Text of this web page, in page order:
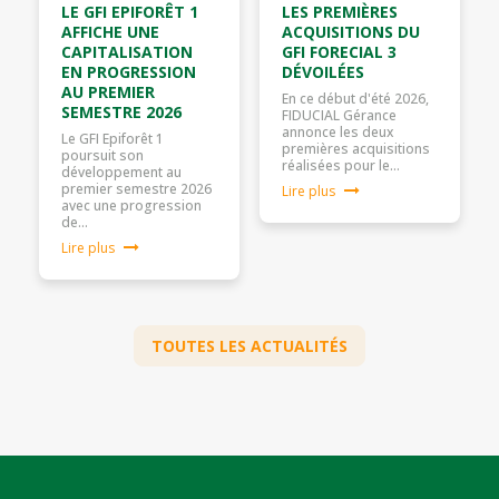
LE GFI EPIFORÊT 1
AFFICHE UNE
CAPITALISATION
EN PROGRESSION
AU PREMIER
SEMESTRE 2026
Le GFI Epiforêt 1
poursuit son
développement au
premier semestre 2026
avec une progression
de…
Lire plus
LES PREMIÈRES
ACQUISITIONS DU
GFI FORECIAL 3
DÉVOILÉES
En ce début d'été 2026,
FIDUCIAL Gérance
annonce les deux
premières acquisitions
réalisées pour le…
Lire plus
TOUTES LES ACTUALITÉS